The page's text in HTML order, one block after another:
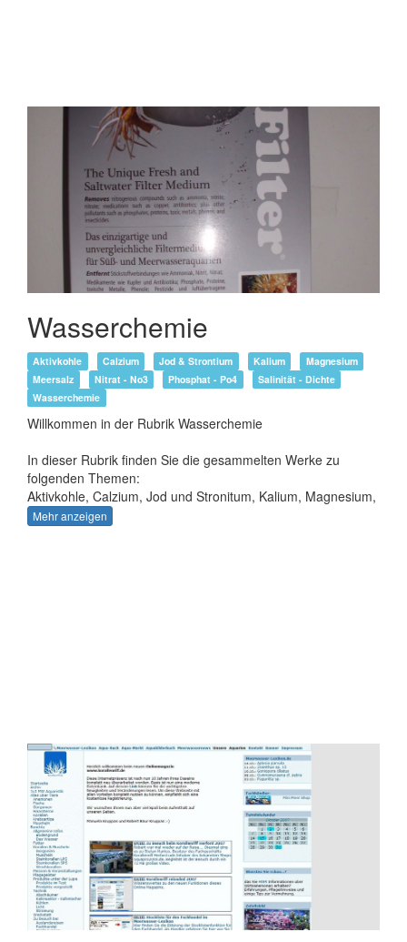
Wasserchemie
Aktivkohle Calzium Jod & Strontium Kalium
Magnesium
Meersalz
Nitrat - No3 Phosphat - Po4
Salinität - Dichte
Wasserchemie
Willkommen in der Rubrik Wasserchemie
In dieser Rubrik finden Sie die gesammelten Werke zu
folgenden Themen:
Aktivkohle, Calzium, Jod und Stronitum, Kalium, Magnesium,
Salz, Nitrat und Phosphat sowie zur Salinität bzw. Dichte.
Mehr anzeigen